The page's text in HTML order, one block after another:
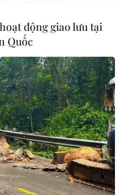
giải quyết lạm
động giao lưu tại
Quốc